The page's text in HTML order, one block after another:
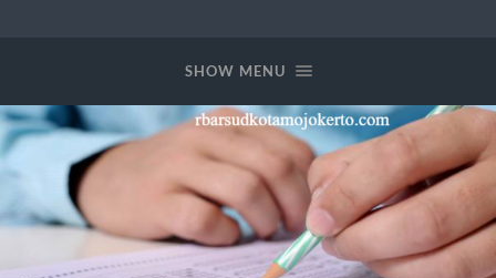
SHOW MENU